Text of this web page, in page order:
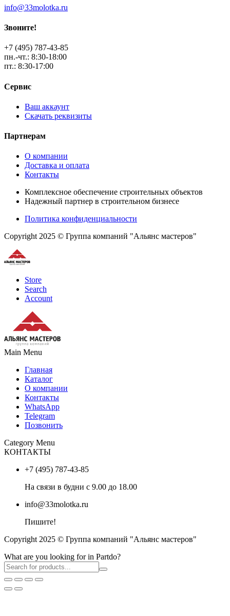
info@33molotka.ru
Звоните!
+7 (495) 787-43-85
пн.-чт.: 8:30-18:00
пт.: 8:30-17:00
Сервис
Ваш аккаунт
Скачать реквизиты
Партнерам
О компании
Доставка и оплата
Контакты
Комплексное обеспечение строительных объектов
Надежный партнер в строительном бизнесе
Политика конфиденциальности
Copyright 2025 © Группа компаний "Альянс мастеров"
Store
Search
Account
Main Menu
Главная
Каталог
О компании
Контакты
WhatsApp
Telegram
Позвонить
Category Menu
КОНТАКТЫ
+7 (495) 787-43-85
На связи в будни с 9.00 до 18.00
info@33molotka.ru
Пишите!
Copyright 2025 © Группа компаний "Альянс мастеров"
What are you looking for in Partdo?